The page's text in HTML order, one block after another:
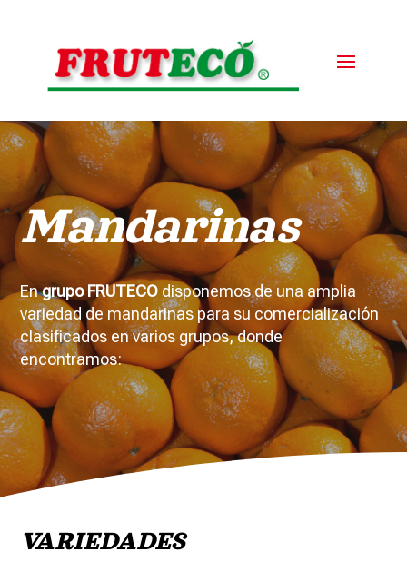
Mandarinas
Engrupo FRUTECOdisponemos de una amplia
variedad de mandarinas para su comercialización
clasificados en varios grupos, donde
encontramos:
VARIEDADES